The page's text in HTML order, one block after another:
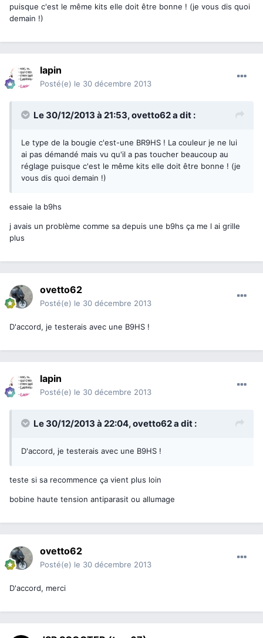
puisque c'est le même kits elle doit être bonne ! (je vous dis quoi
demain !)
lapin
Posté(e) le 30 décembre 2013
Le 30/12/2013 à 21:53, ovetto62 a dit :
Le type de la bougie c'est-une BR9HS ! La couleur je ne lui
ai pas démandé mais vu qu'il a pas toucher beaucoup au
réglage puisque c'est le même kits elle doit être bonne ! (je
vous dis quoi demain !)
essaie la b9hs
j avais un problème comme sa depuis une b9hs ça me l ai grille
plus
ovetto62
Posté(e) le 30 décembre 2013
D'accord, je testerais avec une B9HS !
lapin
Posté(e) le 30 décembre 2013
Le 30/12/2013 à 22:04, ovetto62 a dit :
D'accord, je testerais avec une B9HS !
teste si sa recommence ça vient plus loin
bobine haute tension antiparasit ou allumage
ovetto62
Posté(e) le 30 décembre 2013
D'accord, merci